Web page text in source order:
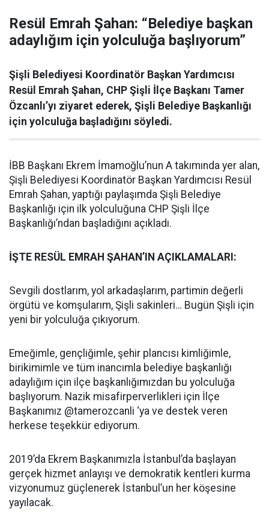
Resül Emrah Şahan: “Belediye başkan
adaylığım için yolculuğa başlıyorum”
Şişli Belediyesi Koordinatör Başkan Yardımcısı
Resül Emrah Şahan, CHP Şişli İlçe Başkanı Tamer
Özcanlı’yı ziyaret ederek, Şişli Belediye Başkanlığı
için yolculuğa başladığını söyledi.
İBB Başkanı Ekrem İmamoğlu’nun A takımında yer alan,
Şişli Belediyesi Koordinatör Başkan Yardımcısı Resül
Emrah Şahan, yaptığı paylaşımda Şişli Belediye
Başkanlığı için ilk yolculuğuna CHP Şişli İlçe
Başkanlığı’ndan başladığını açıkladı.
İŞTE RESÜL EMRAH ŞAHAN’IN AÇIKLAMALARI:
Sevgili dostlarım, yol arkadaşlarım, partimin değerli
örgütü ve komşularım, Şişli sakinleri… Bugün Şişli için
yeni bir yolculuğa çıkıyorum.
Emeğimle, gençliğimle, şehir plancısı kimliğimle,
birikimimle ve tüm inancımla belediye başkanlığı
adaylığım için ilçe başkanlığımızdan bu yolculuğa
başlıyorum. Nazik misafirperverlikleri için İlçe
Başkanımız @tamerozcanli ‘ya ve destek veren
herkese teşekkür ediyorum.
2019’da Ekrem Başkanımızla İstanbul’da başlayan
gerçek hizmet anlayışı ve demokratik kentleri kurma
vizyonumuz güçlenerek İstanbul’un her köşesine
yayılacak.